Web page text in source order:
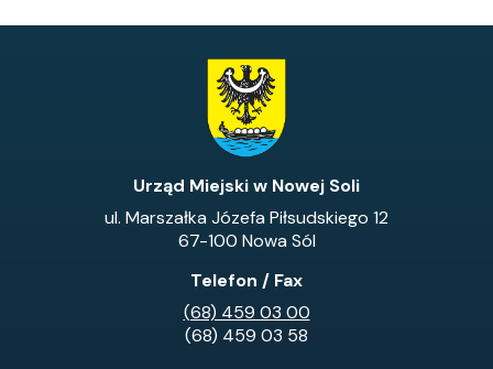
Urząd Miejski w Nowej Soli
ul. Marszałka Józefa Piłsudskiego 12
67-100 Nowa Sól
Telefon / Fax
(68) 459 03 00
(68) 459 03 58